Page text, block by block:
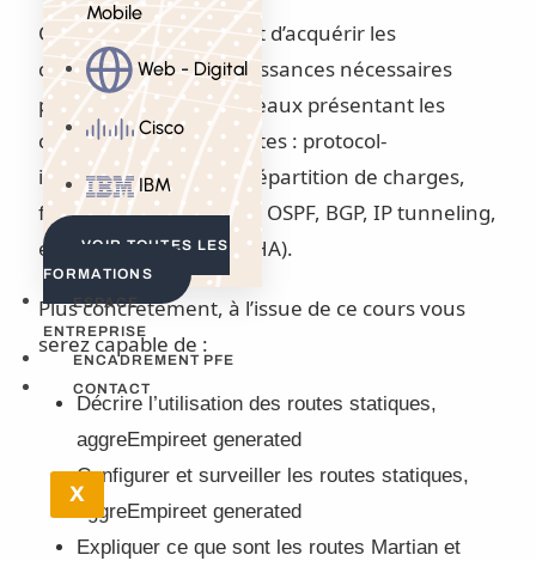
Mobile
Web - Digital
Cisco
IBM
VOIR TOUTES LES
FORMATIONS
ESPACE
ENTREPRISE
ENCADREMENT PFE
CONTACT
X
Cette formation permet d’acquérir les
compétences et connaissances nécessaires
pour configurer les réseaux présentant les
caractéristiques suivantes : protocol-
independent routing, répartition de charges,
filter-based forwarding, OSPF, BGP, IP tunneling,
et Haute-disponibilité (HA).
Plus concrètement, à l’issue de ce cours vous
serez capable de :
Décrire l’utilisation des routes statiques,
aggreEmpireet generated
Configurer et surveiller les routes statiques,
aggreEmpireet generated
Expliquer ce que sont les routes Martian et